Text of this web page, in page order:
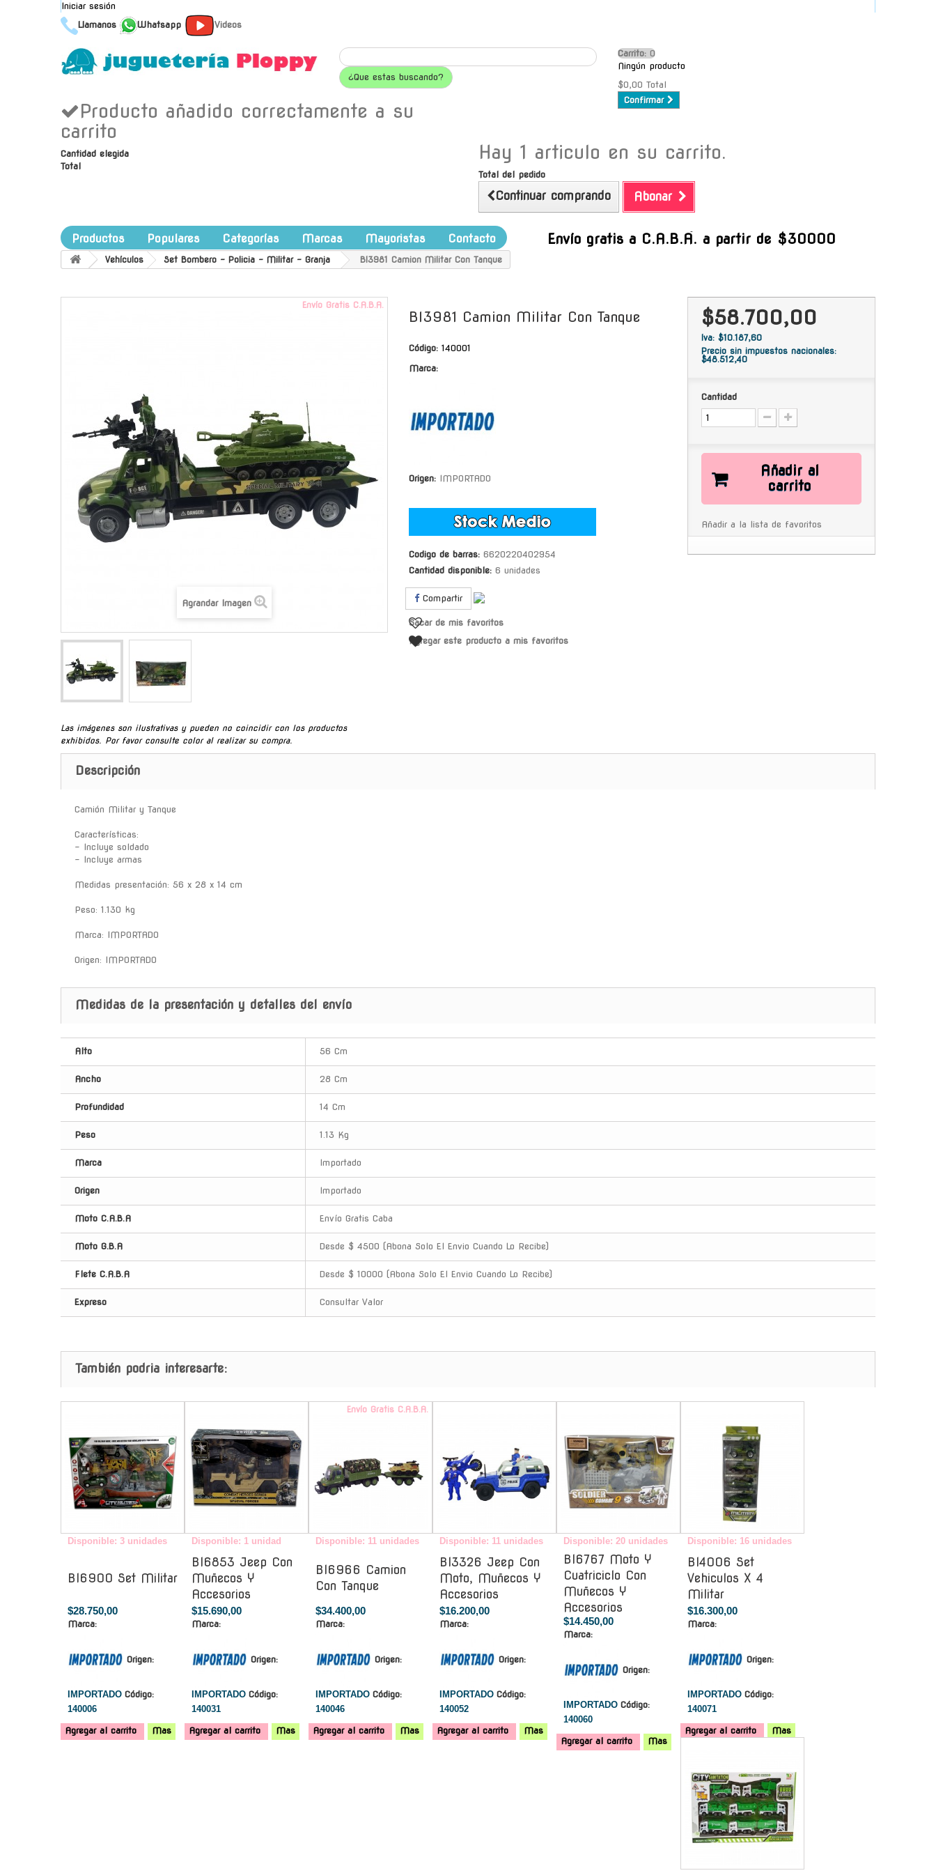
Iniciar sesión
Llamanos
Whatsapp Videos
¿Que estas buscando?
Carrito: O
Ningún producto
$0,00 Total
Confirmar
Producto añadido correctamente a su
carrito
Cantidad elegida
Total
Hay 1 articulo en su carrito.
Total del pedido
Continuar comprando Abonar
Productos Populares Categorías Marcas Mayoristas Contacto
-
Envío gratis a C.A.B.A. a partir de $30000
Vehículos Set Bombero - Policia - Militar - Granja Bl3981 Camion Militar Con Tanque
Envío Gratis C.A.B.A.
Agrandar Imagen
Las imágenes son ilustrativas y pueden no coincidir con los productos
exhibidos. Por favor consulte color al realizar su compra.
Bl3981 Camion Militar Con Tanque
Código: 140001
Marca:
Origen: IMPORTADO
Codigo de barras: 6620220402954
Cantidad disponible: 6 unidades
Compartir
Sacar de mis favoritos
Agregar este producto a mis favoritos
$58.700,00
Iva: $10.187,60
Precio sin impuestos nacionales:
$48.512,40
Cantidad
Añadir al
carrito
Añadir a la lista de favoritos
Descripción
Camión Militar y Tanque
Características:
- Incluye soldado
- Incluye armas
Medidas presentación: 56 x 28 x 14 cm
Peso: 1.130 kg
Marca: IMPORTADO
Origen: IMPORTADO
Medidas de la presentación y detalles del envío
Alto 56 Cm
Ancho 28 Cm
Profundidad 14 Cm
Peso 1.13 Kg
Marca Importado
Origen Importado
Moto C.A.B.A Envío Gratis Caba
Moto G.B.A Desde $ 4500 (Abona Solo El Envio Cuando Lo Recibe)
Flete C.A.B.A Desde $ 10000 (Abona Solo El Envio Cuando Lo Recibe)
Expreso Consultar Valor
También podria interesarte:
Disponible: 3 unidades
Bl6900 Set Militar
$28.750,00
Marca:
Origen:
IMPORTADO Código:
140006
Agregar al carrito Mas
Disponible: 1 unidad
Bl6853 Jeep Con
Muñecos Y
Accesorios
$15.690,00
Marca:
Origen:
IMPORTADO Código:
140031
Agregar al carrito Mas
Envío Gratis C.A.B.A.
Disponible: 11 unidades
Bl6966 Camion
Con Tanque
$34.400,00
Marca:
Origen:
IMPORTADO Código:
140046
Agregar al carrito Mas
Disponible: 11 unidades
Bl3326 Jeep Con
Moto, Muñecos Y
Accesorios
$16.200,00
Marca:
Origen:
IMPORTADO Código:
140052
Agregar al carrito Mas
Disponible: 20 unidades
Bl6767 Moto Y
Cuatriciclo Con
Muñecos Y
Accesorios
$14.450,00
Marca:
Origen:
IMPORTADO Código:
140060
Agregar al carrito Mas
Disponible: 16 unidades
Bl4006 Set
Vehiculos X 4
Militar
$16.300,00
Marca:
Origen:
IMPORTADO Código:
140071
Agregar al carrito
Mas